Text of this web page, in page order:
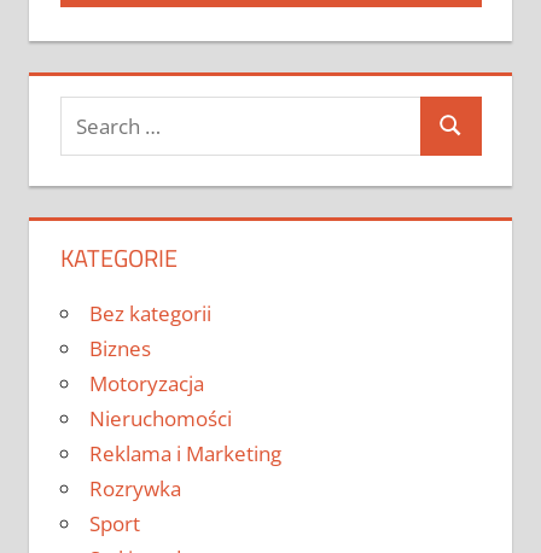
Search
for:
Search
KATEGORIE
Bez kategorii
Biznes
Motoryzacja
Nieruchomości
Reklama i Marketing
Rozrywka
Sport